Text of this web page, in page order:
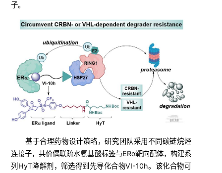
子。
基于合理药物设计策略，研究团队采用不同碳链烷烃
连接子，共价偶联疏水氨基酸标签与ERα靶向配体，构建系
列HyT降解剂，筛选得到先导化合物VI-10h。该化合物可